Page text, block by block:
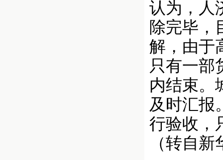
认为，人
除完毕，
解，由于
只有一部
内结束。
及时汇报
行验收，
（转自